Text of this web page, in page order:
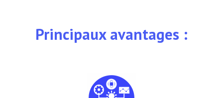
Principaux avantages :